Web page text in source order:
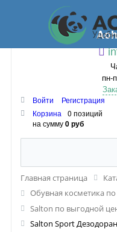
пн-
Войти
Регистрация
Корзина
0 позиций
на сумму0 руб
Главная страница
Обувная косметика
Salton по выгодной
Salton Sport